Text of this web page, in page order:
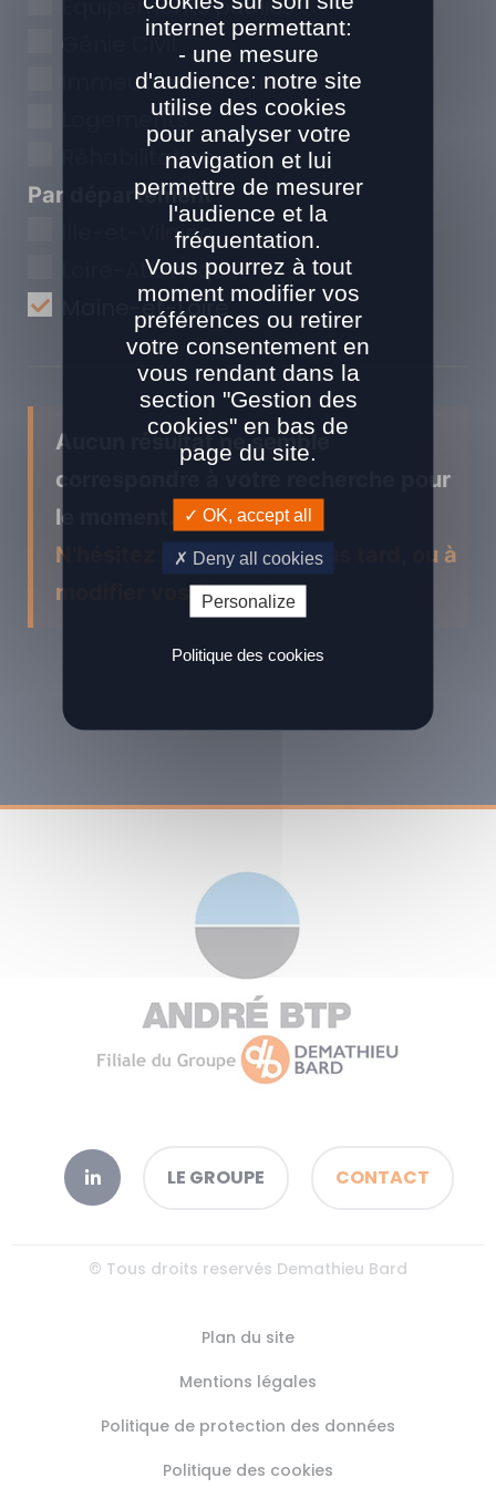
Equipements publics
Génie Civil
Immeubles de bureaux
Logements
Réhabilitation
Par département
Ille-et-Vilaine
Loire-Atlantique
Maine-et-Loire
Aucun résultat ne semble
correspondre à votre recherche pour
le moment...
N'hésitez pas à revenir plus tard, ou à
modifier vos filtres !
LE GROUPE CONTACT
© Tous droits reservés Demathieu Bard
Plan du site
Mentions légales
Politique de protection des données
Politique des cookies
internet permettant:
- une mesure
d'audience: notre site
utilise des cookies
pour analyser votre
navigation et lui
permettre de mesurer
l'audience et la
fréquentation.
Vous pourrez à tout
moment modifier vos
préférences ou retirer
votre consentement en
vous rendant dans la
section "Gestion des
cookies" en bas de
page du site.
OK, accept all
Deny all cookies
Personalize
Politique des cookies